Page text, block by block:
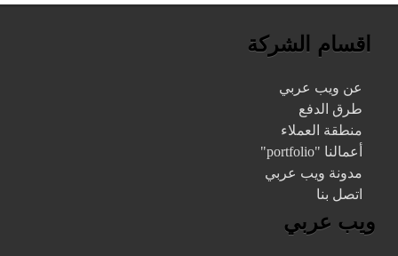
اقسام الشركة
عن ويب عربي
طرق الدفع
منطقة العملاء
أعمالنا "portfolio"
مدونة ويب عربي
اتصل بنا
ويب عربي